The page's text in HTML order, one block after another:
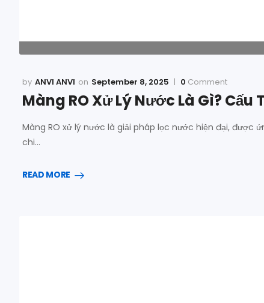
ANVI ANVI September 8, 2025 0 Comment
Màng RO Xử Lý Nước Là Gì? Cấu
Màng RO xử lý nước là giải pháp lọc nước hiện đại, được
chi…
READ MORE